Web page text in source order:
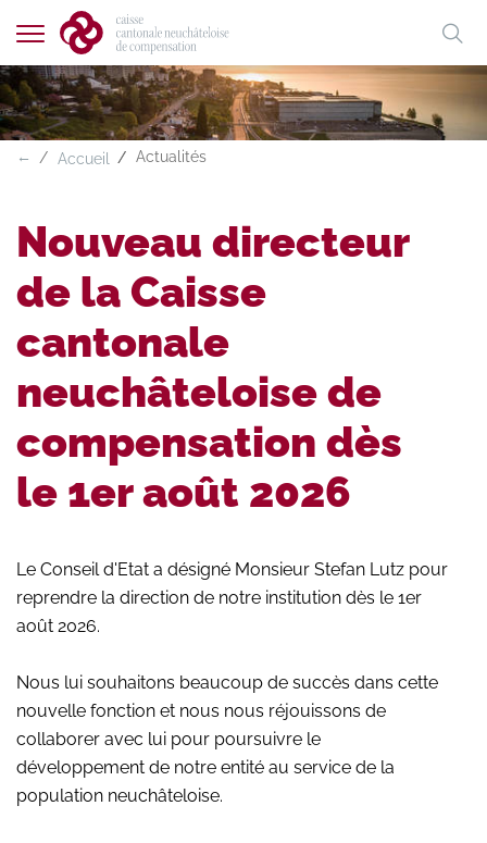
A A A
Afficher
la
navigation
← Accueil Actualités
Nouveau directeur
de la Caisse
cantonale
neuchâteloise de
compensation dès
le 1er août 2026
Le Conseil d'Etat a désigné Monsieur Stefan Lutz pour
reprendre la direction de notre institution dès le 1er
août 2026.
Nous lui souhaitons beaucoup de succès dans cette
nouvelle fonction et nous nous réjouissons de
collaborer avec lui pour poursuivre le
développement de notre entité au service de la
population neuchâteloise.